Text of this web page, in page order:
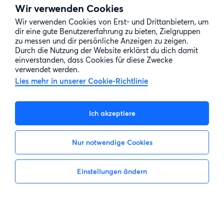
Wir verwenden Cookies
Wir verwenden Cookies von Erst- und Drittanbietern, um
dir eine gute Benutzererfahrung zu bieten, Zielgruppen
zu messen und dir persönliche Anzeigen zu zeigen.
Durch die Nutzung der Website erklärst du dich damit
einverstanden, dass Cookies für diese Zwecke
verwendet werden.
Lies mehr in unserer Cookie-Richtlinie
Ich akzeptiere
Nur notwendige Cookies
Einstellungen ändern
Nicht interessiert Interesse zeigen
Datenschutz
Cookie-Richtlinie
Sitemap
E-Mail-Adresse: